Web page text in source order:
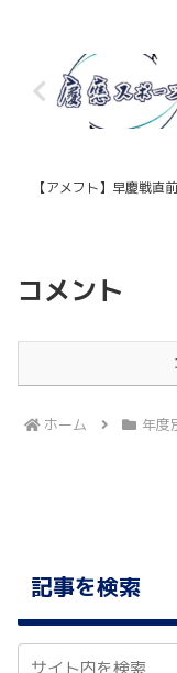
【アメフト】早慶戦
コメント
ホーム 年度
記事を検索